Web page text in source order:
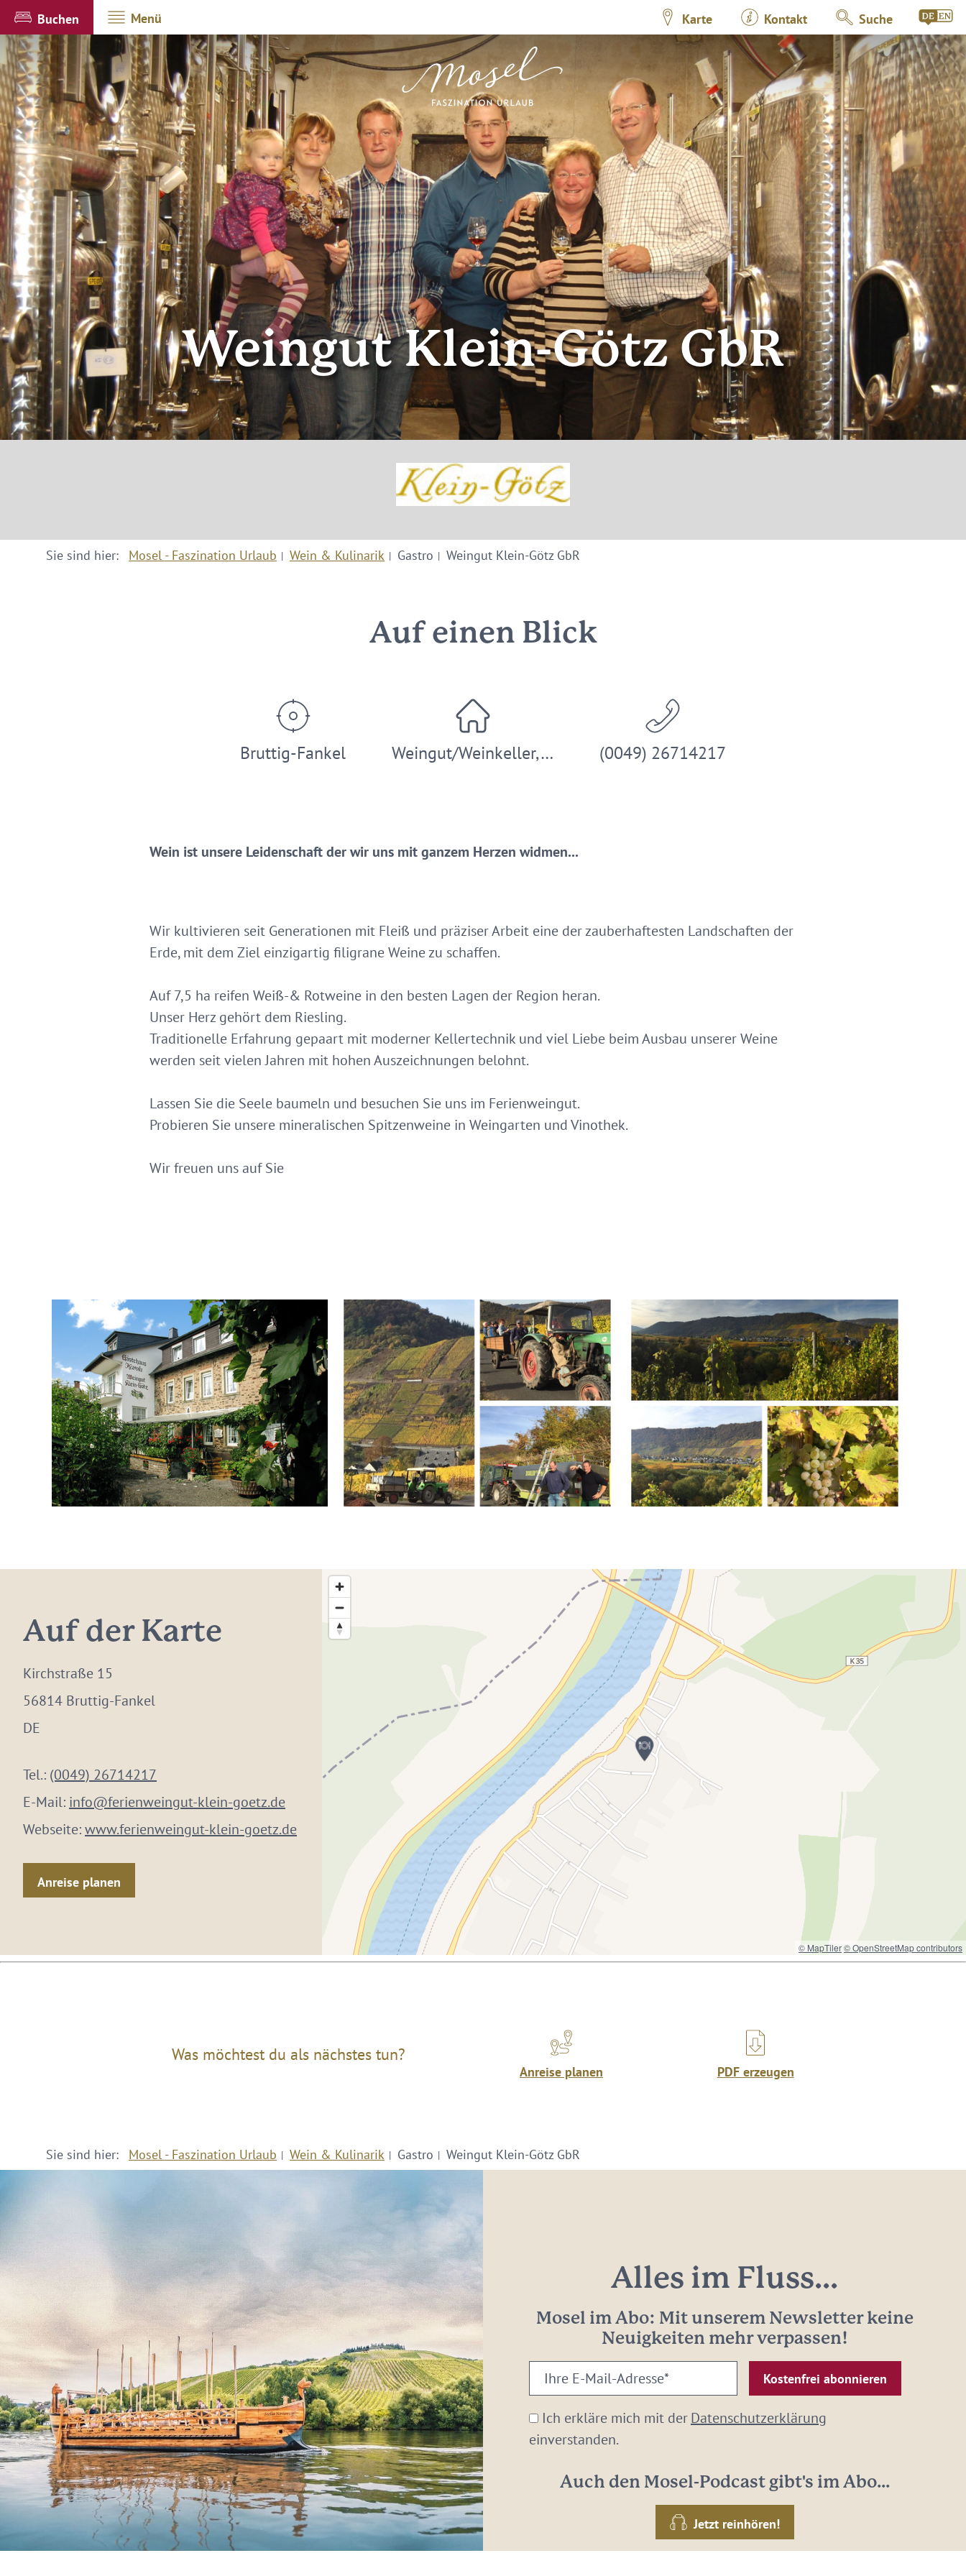
Buchen Menü Karte Kontakt Suche
Weingut Klein-Götz GbR
Sie sind hier: Mosel - Faszination Urlaub Wein & Kulinarik Gastro Weingut Klein-Götz GbR
Auf einen Blick
Bruttig-Fankel Weingut/Weinkeller,… (0049) 26714217
Wein ist unsere Leidenschaft der wir uns mit ganzem Herzen widmen...
Wir kultivieren seit Generationen mit Fleiß und präziser Arbeit eine der zauberhaftesten Landschaften der
Erde, mit dem Ziel einzigartig filigrane Weine zu schaffen.
Auf 7,5 ha reifen Weiß-& Rotweine in den besten Lagen der Region heran.
Unser Herz gehört dem Riesling.
Traditionelle Erfahrung gepaart mit moderner Kellertechnik und viel Liebe beim Ausbau unserer Weine
werden seit vielen Jahren mit hohen Auszeichnungen belohnt.
Lassen Sie die Seele baumeln und besuchen Sie uns im Ferienweingut.
Probieren Sie unsere mineralischen Spitzenweine in Weingarten und Vinothek.
Wir freuen uns auf Sie
Auf der Karte
Kirchstraße 15
56814 Bruttig-Fankel
DE
Tel.: (0049) 26714217
E-Mail: info@ferienweingut-klein-goetz.de
Webseite:www.ferienweingut-klein-goetz.de
Anreise planen
© MapTiler© OpenStreetMap contributors
Was möchtest du als nächstes tun?
Anreise planen PDF erzeugen
Sie sind hier: Mosel - Faszination Urlaub Wein & Kulinarik Gastro Weingut Klein-Götz GbR
Alles im Fluss...
Mosel im Abo: Mit unserem Newsletter keine
Neuigkeiten mehr verpassen!
Ihre
E-
Mail-
Adresse:
Ich erkläre mich mit derDatenschutzerklärung
einverstanden.
Auch den Mosel-Podcast gibt's im Abo...
Jetzt reinhören!